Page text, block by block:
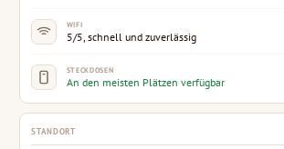
WIFI
5/5, schnell und zuverlässig
STECKDOSEN
An den meisten Plätzen verfügbar
STANDORT